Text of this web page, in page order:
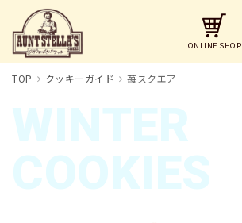
ONLINE SHOP
TOP クッキーガイド 苺スクエア
WINTER
COOKIES